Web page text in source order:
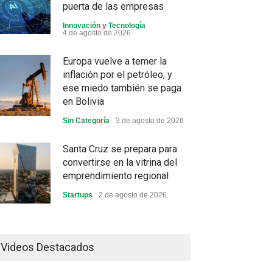
puerta de las empresas
Innovación y Tecnología
4 de agosto de 2026
Europa vuelve a temer la
inflación por el petróleo, y
ese miedo también se paga
en Bolivia
Sin Categoría 3 de agosto de 2026
Santa Cruz se prepara para
convertirse en la vitrina del
emprendimiento regional
Startups 2 de agosto de 2026
industrial y el golpe puede
Videos Destacados